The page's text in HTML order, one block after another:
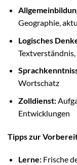
Geographie,
Logisches
Wortschatz
Zolldienst:
Entwicklungen
Tipps zur
Lerne:Frische